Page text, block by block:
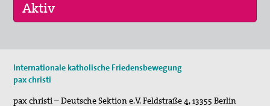
Fahradpilgertour 2026
Internationale katholische Friedensbewegung
pax christi
pax christi – Deutsche Sektion e.V.Feldstraße 4,13355 Berlin